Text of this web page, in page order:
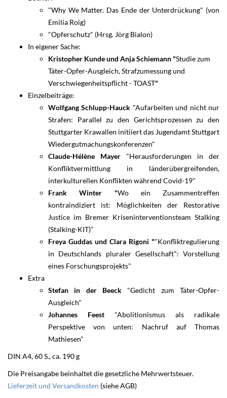
"Why We Matter. Das Ende der Unterdrückung" (von
Emilia Roig)
"Opferschutz" (Hrsg. Jörg Bialon)
In eigener Sache:
Kristopher Kunde und Anja Schiemann "Studie zum
Täter-Opfer-Ausgleich, Strafzumessung und
Verschwiegenheitspflicht - TOAST"
Einzelbeiträge:
Wolfgang Schlupp-Hauck "Aufarbeiten und nicht nur
Strafen: Parallel zu den Gerichtsprozessen zu den
Stuttgarter Krawallen initiiert das Jugendamt Stuttgart
Wiedergutmachungskonferenzen"
Claude-Hélène Mayer "Herausforderungen in der
Konfliktvermittlung in länderübergreifenden,
interkulturellen Konflikten während Covid-19"
Frank Winter "Wo ein Zusammentreffen
kontraindiziert ist: Möglichkeiten der Restorative
Justice im Bremer Kriseninterventionsteam Stalking
(Stalking-KIT)"
Freya Guddas und Clara Rigoni ""Konfliktregulierung
in Deutschlands pluraler Gesellschaft": Vorstellung
eines Forschungsprojekts"
Extra
Stefan in der Beeck "Gedicht zum Täter-Opfer-
Ausgleich"
Johannes Feest "Abolitionismus als radikale
Perspektive von unten: Nachruf auf Thomas
Mathiesen"
DIN A4, 60 S., ca. 190 g
Die Preisangabe beinhaltet die gesetzliche Mehrwertsteuer.
Lieferzeit und Versandkosten (siehe AGB)